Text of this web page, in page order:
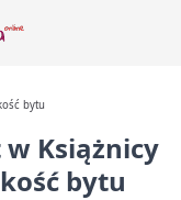
bytu
Książnicy
bytu